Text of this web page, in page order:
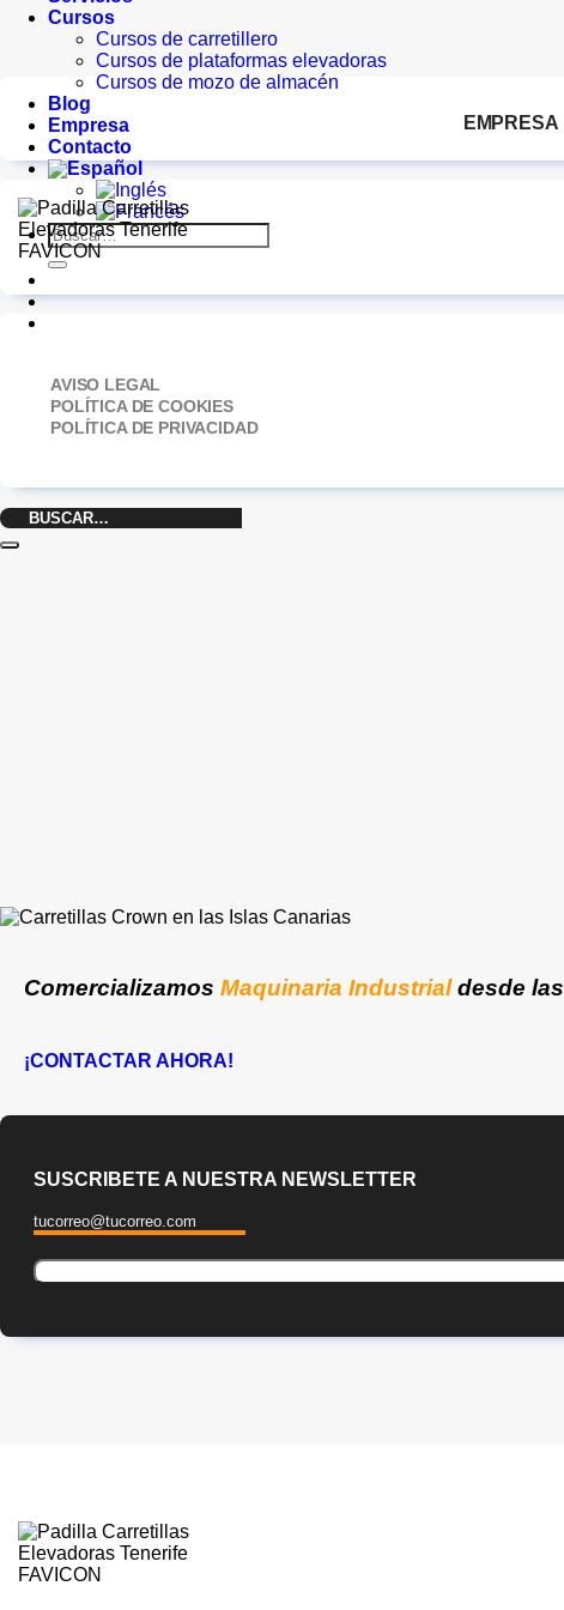
Cursos
Cursos de carretillero
Cursos de plataformas elevadoras
Cursos de mozo de almacén
Blog
Empresa
Contacto
Buscar
por:
EMPRESA
AVISO LEGAL
POLÍTICA DE COOKIES
POLÍTICA DE PRIVACIDAD
Buscar
por:
Comercializamos Maquinaria Industrialdesde las
¡CONTACTAR AHORA!
SUSCRIBETE A NUESTRA NEWSLETTER